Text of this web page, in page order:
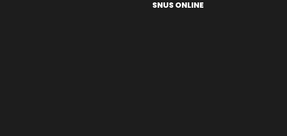
SNUS ONLINE